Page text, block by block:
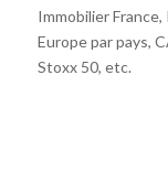
Immobilier
Europe par pays,
Stoxx 50, etc.